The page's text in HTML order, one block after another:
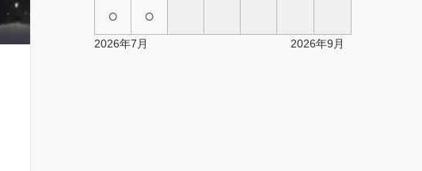
○ ○
2026年7月 2026年9月